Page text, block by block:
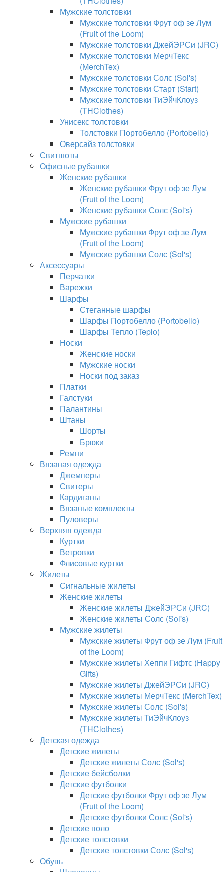
Мужские толстовки
Мужские толстовки Фрут оф зе Лум
(Fruit of the Loom)
Мужские толстовки ДжейЭРСи (JRC)
Мужские толстовки МерчТекс
(MerchTex)
Мужские толстовки Солс (Sol's)
Мужские толстовки Старт (Start)
Мужские толстовки ТиЭйчКлоуз
(THClothes)
Унисекс толстовки
Толстовки Портобелло (Portobello)
Оверсайз толстовки
Свитшоты
Офисные рубашки
Женские рубашки
Женские рубашки Фрут оф зе Лум
(Fruit of the Loom)
Женские рубашки Солс (Sol's)
Мужские рубашки
Мужские рубашки Фрут оф зе Лум
(Fruit of the Loom)
Мужские рубашки Солс (Sol's)
Аксессуары
Перчатки
Варежки
Шарфы
Стеганные шарфы
Шарфы Портобелло (Portobello)
Шарфы Тепло (Teplo)
Носки
Женские носки
Мужские носки
Носки под заказ
Платки
Галстуки
Палантины
Штаны
Шорты
Брюки
Ремни
Вязаная одежда
Джемперы
Свитеры
Кардиганы
Вязаные комплекты
Пуловеры
Верхняя одежда
Куртки
Ветровки
Флисовые куртки
Жилеты
Сигнальные жилеты
Женские жилеты
Женские жилеты ДжейЭРСи (JRC)
Женские жилеты Солс (Sol's)
Мужские жилеты
Мужские жилеты Фрут оф зе Лум (Fruit
of the Loom)
Мужские жилеты Хеппи Гифтс (Happy
Gifts)
Мужские жилеты ДжейЭРСи (JRC)
Мужские жилеты МерчТекс (MerchTex)
Мужские жилеты Солс (Sol's)
Мужские жилеты ТиЭйчКлоуз
(THClothes)
Детская одежда
Детские жилеты
Детские жилеты Солс (Sol's)
Детские бейсболки
Детские футболки
Детские футболки Фрут оф зе Лум
(Fruit of the Loom)
Детские футболки Солс (Sol's)
Детские поло
Детские толстовки
Детские толстовки Солс (Sol's)
Обувь